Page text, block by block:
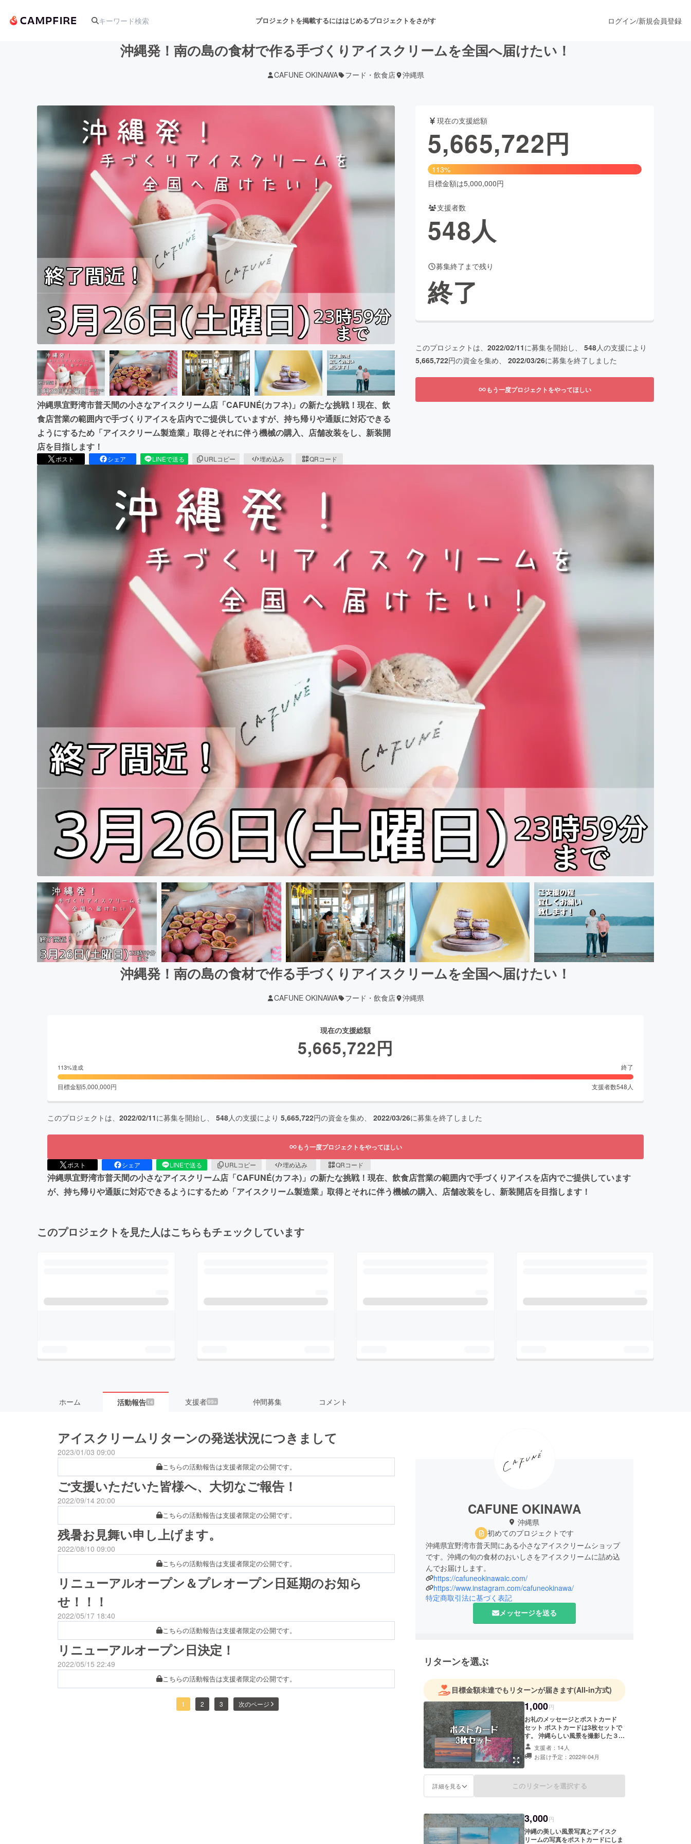
プロジェクトを掲載するにははじめるプロジェクトをさがす
アート・写真 舞台・パフォーマンス
テクノロジー・ガジェット ゲーム・サービス開発 フード・飲食店 ファッション
映像・映画 書籍・雑誌出版
ビジネス・起業 ビューティー・ヘルスケア
まちづくり・地域活性化
CAMPFIRE for Social Good
CAMPFIREふるさと納税
ログイン/新規会員登録
沖縄発！南の島の食材で作る手づくりアイスクリームを全国へ届けたい！
CAFUNE OKINAWA フード・飲食店 沖縄県
沖縄県宜野湾市普天間の小さなアイスクリーム店「CAFUNÉ(カフネ)」の新たな挑戦！現在、飲
食店営業の範囲内で手づくりアイスを店内でご提供していますが、持ち帰りや通販に対応できる
ようにするため「アイスクリーム製造業」取得とそれに伴う機械の購入、店舗改装をし、新装開
店を目指します！
ポスト シェア LINEで送る URLコピー 埋め込み QRコード
現在の支援総額
5,665,722円
113%
目標金額は5,000,000円
支援者数
548人
募集終了まで残り
終了
このプロジェクトは、 2022/02/11に募集を開始し、 548人の支援により
5,665,722円の資金を集め、 2022/03/26に募集を終了しました
もう一度プロジェクトをやってほしい
沖縄発！南の島の食材で作る手づくりアイスクリームを全国へ届けたい！
CAFUNE OKINAWA フード・飲食店 沖縄県
現在の支援総額
5,665,722円
113%達成 終了
目標金額5,000,000円 支援者数548 人
このプロジェクトは、 2022/02/11に募集を開始し、 548人の支援により 5,665,722円の資金を集め、 2022/03/26に募集を終了しました
もう一度プロジェクトをやってほしい
ポスト シェア LINEで送る URLコピー 埋め込み QRコード
沖縄県宜野湾市普天間の小さなアイスクリーム店「CAFUNÉ(カフネ)」の新たな挑戦！現在、飲食店営業の範囲内で手づくりアイスを店内でご提供しています
が、持ち帰りや通販に対応できるようにするため「アイスクリーム製造業」取得とそれに伴う機械の購入、店舗改装をし、新装開店を目指します！
このプロジェクトを見た人はこちらもチェックしています
ホーム 活動報告 14 支援者99+ 仲間募集 コメント
アイスクリームリターンの発送状況につきまして
2023/01/03 09:00
こちらの活動報告は支援者限定の公開です。
ご支援いただいた皆様へ、大切なご報告！
2022/09/14 20:00
こちらの活動報告は支援者限定の公開です。
残暑お見舞い申し上げます。
2022/08/10 09:00
こちらの活動報告は支援者限定の公開です。
リニューアルオープン＆プレオープン日延期のお知ら
せ！！！
2022/05/17 18:40
こちらの活動報告は支援者限定の公開です。
リニューアルオープン日決定！
2022/05/15 22:49
こちらの活動報告は支援者限定の公開です。
1 2 3 次のページ
CAFUNE OKINAWA
沖縄県
初めてのプロジェクトです
沖縄県宜野湾市普天間にある小さなアイスクリームショップ
です。沖縄の旬の食材のおいしさをアイスクリームに詰め込
んでお届けします。
https://cafuneokinawaic.com/
https://www.instagram.com/cafuneokinawa/
特定商取引法に基づく表記
メッセージを送る
リターンを選ぶ
目標金額未達でもリターンが届きます(All-in方式)
1,000円
お礼のメッセージとポストカード
セット ポストカードは3枚セットで
す。 沖縄らしい風景を撮影した３枚
の風景写真のポストカードです。
（写真の３枚の写真をポストカード
に印刷してお送りします。）ナチュ
がりにしました。（写真撮影者・タ
イラヒロ） 感謝のメッセージも添え
支援者：14人
お届け予定：2022年04月
詳細を見る このリターンを選択する
3,000円
沖縄の美しい風景写真とアイスク
リームの写真をポストカードにしま